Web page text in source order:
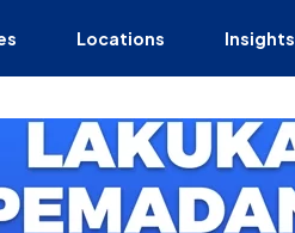
Locations Insights